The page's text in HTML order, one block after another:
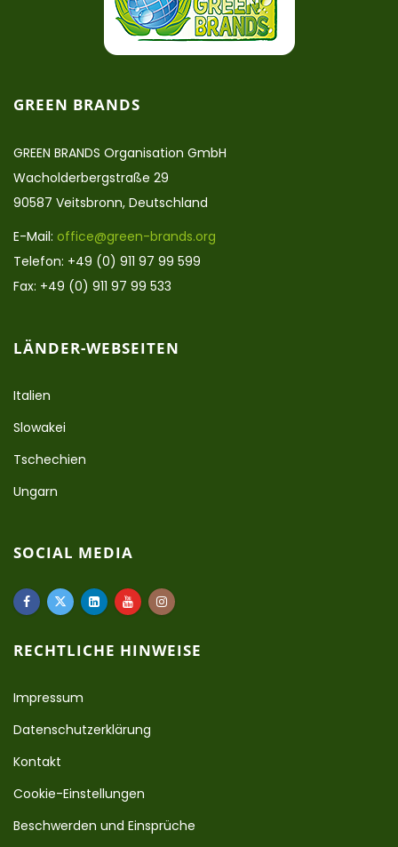
GREEN BRANDS
GREEN BRANDS Organisation GmbH
Wacholderbergstraße 29
90587 Veitsbronn, Deutschland
E-Mail: office@green-brands.org
Telefon: +49 (0) 911 97 99 599
Fax: +49 (0) 911 97 99 533
LÄNDER-WEBSEITEN
Italien
Slowakei
Tschechien
Ungarn
SOCIAL MEDIA
RECHTLICHE HINWEISE
Impressum
Datenschutzerklärung
Kontakt
Cookie-Einstellungen
Beschwerden und Einsprüche